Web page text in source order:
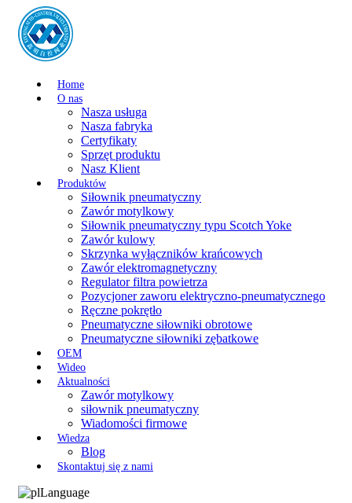
Home
O nas
Nasza usługa
Nasza fabryka
Certyfikaty
Sprzęt produktu
Nasz Klient
Produktów
Siłownik pneumatyczny
Zawór motylkowy
Siłownik pneumatyczny typu Scotch Yoke
Zawór kulowy
Skrzynka wyłączników krańcowych
Zawór elektromagnetyczny
Regulator filtra powietrza
Pozycjoner zaworu elektryczno-pneumatycznego
Ręczne pokrętło
Pneumatyczne siłowniki obrotowe
Pneumatyczne siłowniki zębatkowe
OEM
Wideo
Aktualności
Zawór motylkowy
siłownik pneumatyczny
Wiadomości firmowe
Wiedza
Blog
Skontaktuj się z nami
Language